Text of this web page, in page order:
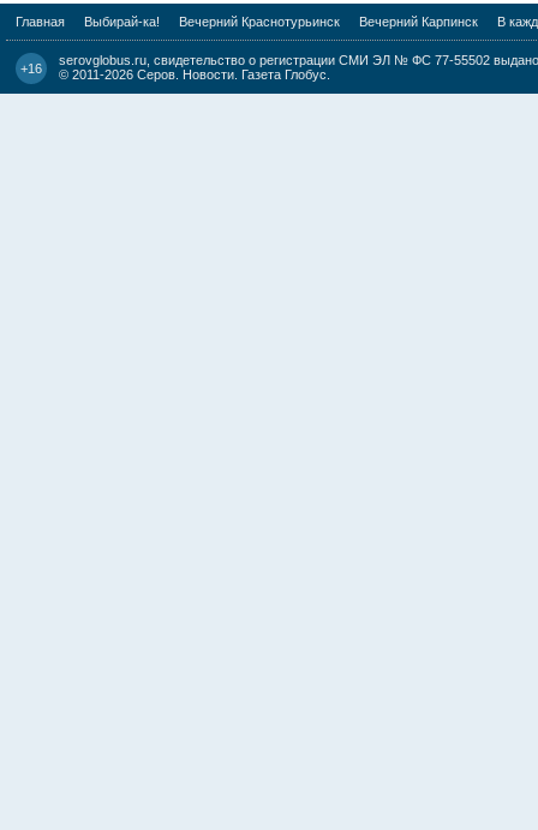
Главная Выбирай-ка! Вечерний Краснотурьинск Вечерний Карпинск В
+16
serovglobus.ru, свидетельство о регистрации СМИ ЭЛ № ФС 77-55502
© 2011-2026 Серов. Новости. Газета Глобус